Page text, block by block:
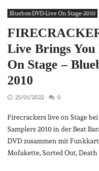
Bluebox-DVD-Live On Stage-2010
Live Brings
On Stage –
2010
25/01/2022 0
Firecrackers live on Stage
Samplers 2010 in der Beat
DVD zusammen mit
Mofakette, Sorted Out,